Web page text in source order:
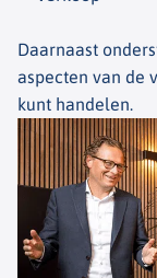
Daarnaast
aspecten van de
kunt handelen.